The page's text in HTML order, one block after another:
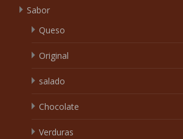
Sabor
Queso
Original
salado
Chocolate
Verduras